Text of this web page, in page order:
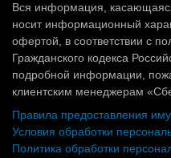
Вся информация,
носит информационный
офертой, в соответствии с
Гражданского кодекса
подробной информации,
клиентским менеджерам
Правила предоставления
Условия обработки
Политика обработки